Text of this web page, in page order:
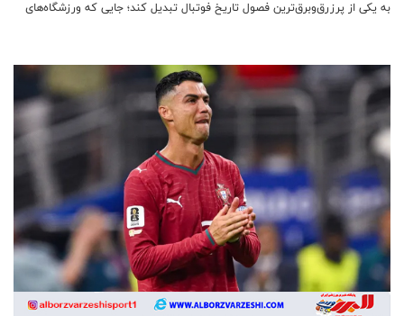
به یکی از پرزرق‌وبرق‌ترین فصول تاریخ فوتبال تبدیل کند؛ جایی که ورزشگاه‌های